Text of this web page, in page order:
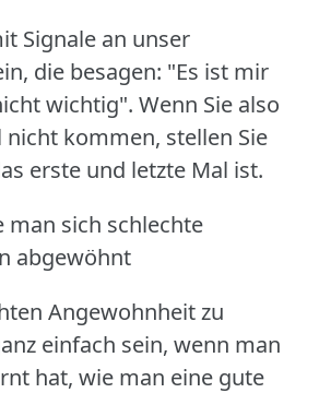
Signale an unser
die besagen: "Es ist mir
wichtig". Wenn Sie also
nicht kommen, stellen Sie
erste und letzte Mal ist.
man sich schlechte
abgewöhnt
Angewohnheit zu
einfach sein, wenn man
hat, wie man eine gute